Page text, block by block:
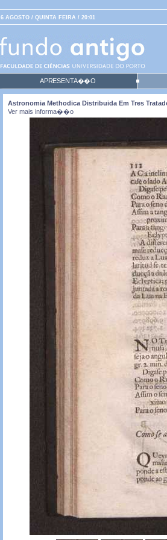
6 AGOSTO / QUINTA FEIRA / 20:01
APRESENTA��O
Astronomia Methodica Distribuida Em Tres
Ver mais informa��o